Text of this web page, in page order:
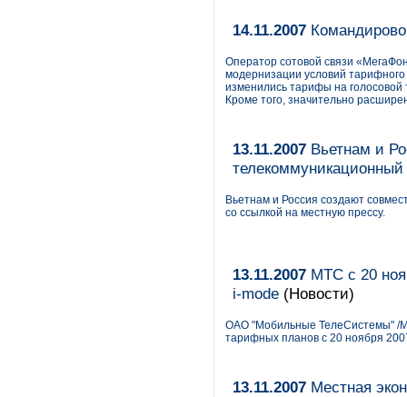
14.11.2007
Оператор сотовой связи
модернизации условий
изменились тарифы на
Кроме того, значительно
13.11.2007 Вьетнам и
Вьетнам и Россия создают
со ссылкой на местную прессу.
13.11.2007 МТС с 20
i-mode (Новости)
ОАО "Мобильные ТелеСистемы" /
тарифных планов с 20 ноября
13.11.2007 Местная